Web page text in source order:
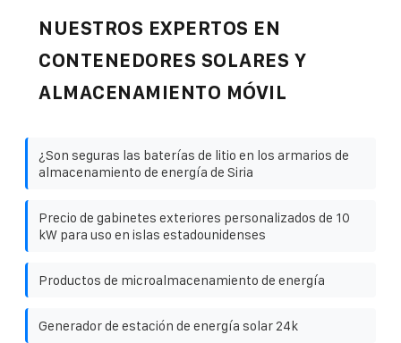
NUESTROS EXPERTOS EN
CONTENEDORES SOLARES Y
ALMACENAMIENTO MÓVIL
¿Son seguras las baterías de litio en los armarios de
almacenamiento de energía de Siria
Precio de gabinetes exteriores personalizados de 10
kW para uso en islas estadounidenses
Productos de microalmacenamiento de energía
Generador de estación de energía solar 24k